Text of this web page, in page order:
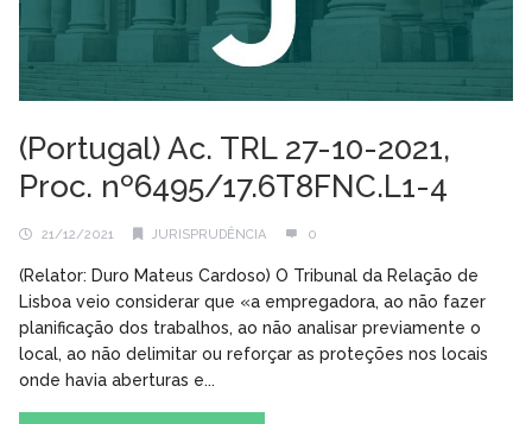
(Portugal) Ac. TRL 27-10-2021,
Proc. nº6495/17.6T8FNC.L1-4
21/12/2021 JURISPRUDÊNCIA 0
(Relator: Duro Mateus Cardoso) O Tribunal da Relação de
Lisboa veio considerar que «a empregadora, ao não fazer
planificação dos trabalhos, ao não analisar previamente o
local, ao não delimitar ou reforçar as proteções nos locais
onde havia aberturas e...